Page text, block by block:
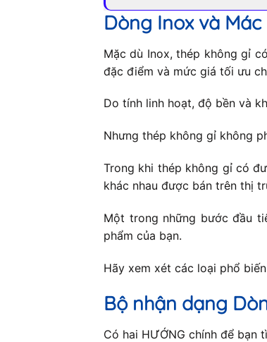
Dòng Inox và Mác
Mặc dù Inox, thép không gỉ
đặc điểm và mức giá tối ưu
Do tính linh hoạt, độ bền và
Nhưng thép không gỉ không
Trong khi thép không gỉ có
khác nhau được bán trên thị
Một trong những bước đầu
phẩm của bạn.
Hãy xem xét các loại phổ
Bộ nhận dạng
Có hai HƯỚNG chính để bạn